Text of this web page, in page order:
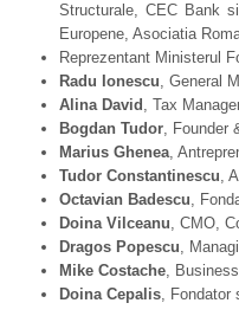
Structurale, CEC Bank
Europene, Asociatia
Reprezentant Ministerul
Radu Ionescu, General
Alina David , Tax
Bogdan Tudor, Founder
Marius Ghenea,
Tudor Constantinescu,
Octavian Badescu,
Doina Vilceanu, CMO,
Dragos Popescu,
Mike Costache,
Doina Cepalis, Fondator